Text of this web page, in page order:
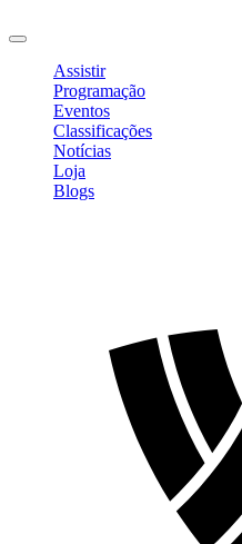
Assistir
Programação
Eventos
Classificações
Notícias
Loja
Blogs